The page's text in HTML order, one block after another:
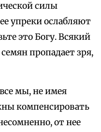
силы
упреки ослабляют
это Богу. Всякий
пропадает зря,
мы, не имея
компенсировать
от нее